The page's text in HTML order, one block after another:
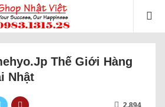
Thế Giới Hàng
Nhật
2.894